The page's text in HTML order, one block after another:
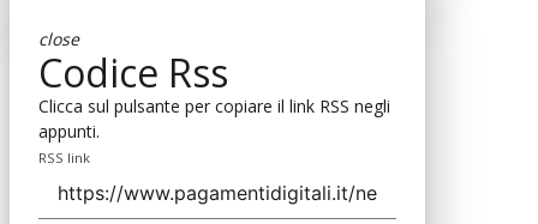
close
Codice Rss
Clicca sul pulsante per copiare il link RSS negli
appunti.
RSS link